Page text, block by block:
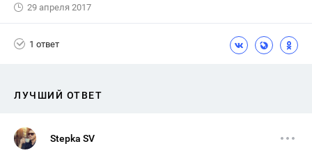
29 апреля 2017
1 ответ
ЛУЧШИЙ ОТВЕТ
Stepka SV